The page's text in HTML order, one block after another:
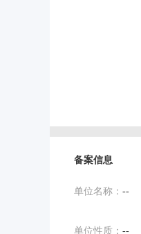
备案信息
单位名称： --
单位性质： --